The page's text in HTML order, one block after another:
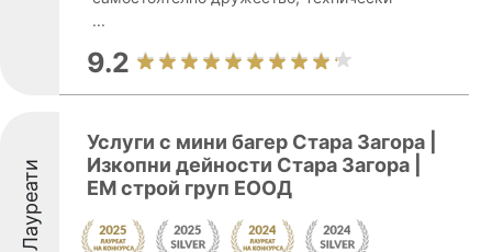
...
9.2
Лауреати
Услуги с мини багер Стара Загора |
Изкопни дейности Стара Загора |
EМ строй груп ЕООД